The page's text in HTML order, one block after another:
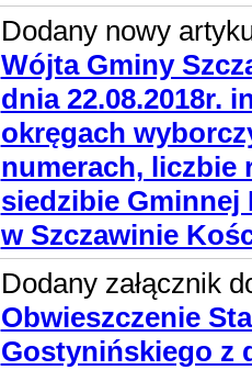
Dodany nowy
Wójta Gminy
dnia 22.08.2018r.
okręgach
numerach, liczbie
siedzibie
w Szczawinie
Dodany załącznik
Obwieszczenie
Gostynińskiego z